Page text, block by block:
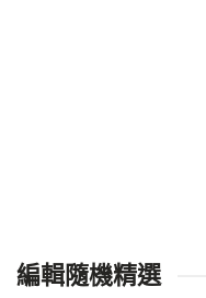
編輯隨機精選